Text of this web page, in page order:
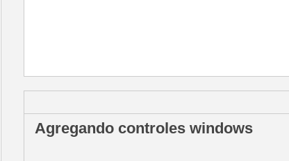
Agregando controles windows